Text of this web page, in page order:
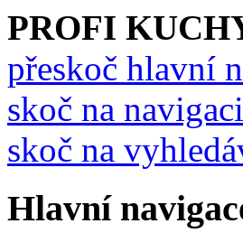
PROFI
přeskoč hlavní
skoč na
skoč na
Hlavní